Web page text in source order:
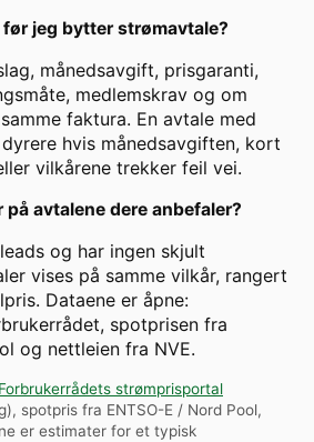
jeg bytter strømavtale?
månedsavgift, prisgaranti,
medlemskrav og om
faktura. En avtale med
hvis månedsavgiften, kort
vilkårene trekker feil vei.
på avtalene dere anbefaler?
og har ingen skjult
vises på samme vilkår, rangert
Dataene er åpne:
spotprisen fra
og nettleien fra NVE.
Forbrukerrådets strømprisportal
spotpris fra ENTSO-E / Nord Pool,
er estimater for et typisk